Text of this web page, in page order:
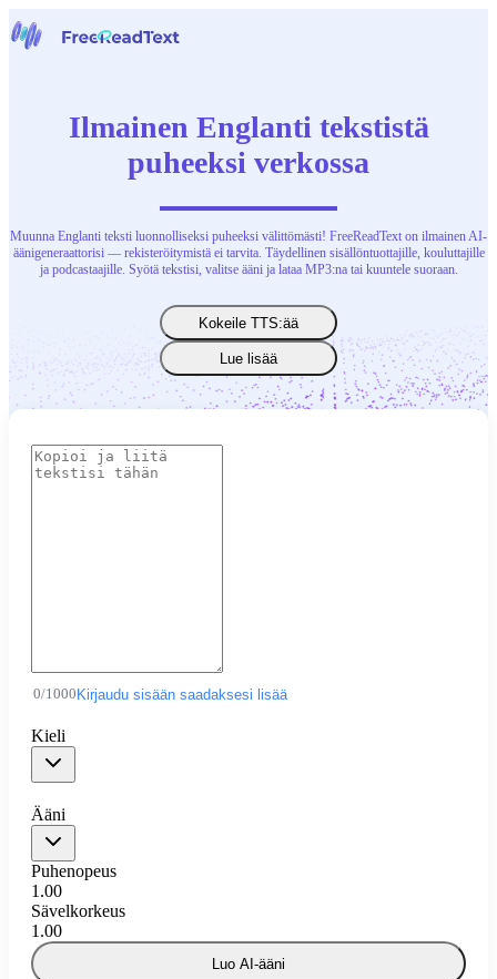
Työkalut
Suomi
Ilmainen Englanti tekstistä
puheeksi verkossa
Muunna Englanti teksti luonnolliseksi puheeksi välittömästi! FreeReadText on ilmainen AI-
äänigeneraattorisi — rekisteröitymistä ei tarvita. Täydellinen sisällöntuottajille, kouluttajille
ja podcastaajille. Syötä tekstisi, valitse ääni ja lataa MP3:na tai kuuntele suoraan.
Kokeile TTS:ää
Lue lisää
0/1000 Kirjaudu sisään saadaksesi lisää
Kieli
Ääni
Puhenopeus
1.00
Sävelkorkeus
1.00
Luo AI-ääni